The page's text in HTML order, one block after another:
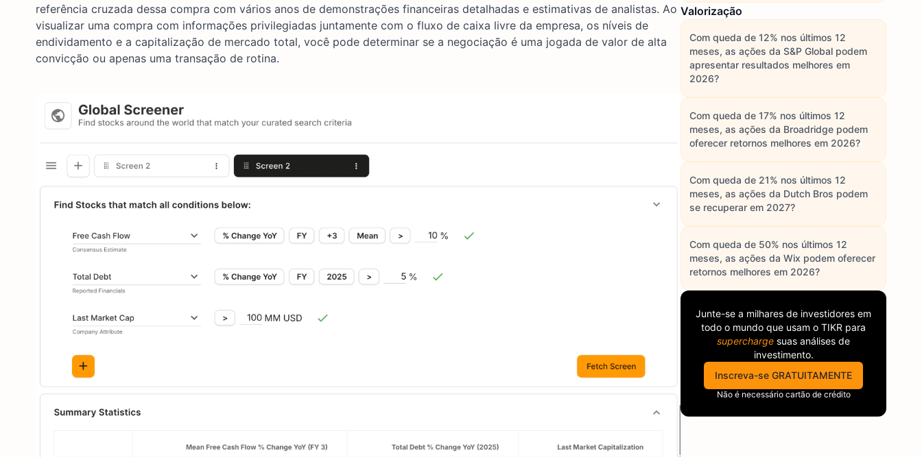
referência cruzada dessa compra com vários anos de demonstrações financeiras detalhadas e estimativas de analistas. Ao
visualizar uma compra com informações privilegiadas juntamente com o fluxo de caixa livre da empresa, os níveis de
endividamento e a capitalização de mercado total, você pode determinar se a negociação é uma jogada de valor de alta
convicção ou apenas uma transação de rotina.
Valorização
Com queda de 12% nos últimos 12
meses, as ações da S&P Global podem
apresentar resultados melhores em
2026?
Com queda de 17% nos últimos 12
meses, as ações da Broadridge podem
oferecer retornos melhores em 2026?
Com queda de 21% nos últimos 12
meses, as ações da Dutch Bros podem
se recuperar em 2027?
Com queda de 50% nos últimos 12
meses, as ações da Wix podem oferecer
retornos melhores em 2026?
Junte-se a milhares de investidores em
todo o mundo que usam o TIKR para
supercharge suas análises de
investimento.
Inscreva-se GRATUITAMENTE
Não é necessário cartão de crédito